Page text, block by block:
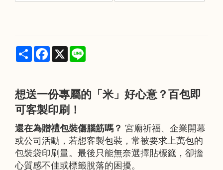
Share Facebook
X
想送一份專屬的「米」好心意？百包即
可客製印刷！
還在為贈禮包裝傷腦筋嗎？ 宮廟祈福、企業開幕
或公司活動，若想客製包裝，常被要求上萬包的
包裝袋印刷量。最後只能無奈選擇貼標籤，卻擔
心質感不佳或標籤脫落的困擾。